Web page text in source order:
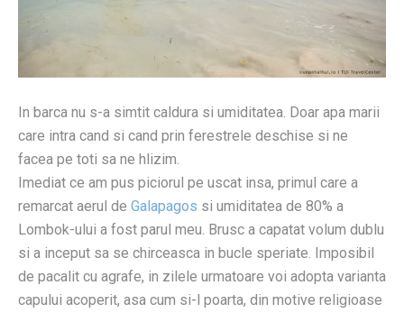
In barca nu s-a simtit caldura si umiditatea. Doar apa marii
care intra cand si cand prin ferestrele deschise si ne
facea pe toti sa ne hlizim.
Imediat ce am pus piciorul pe uscat insa, primul care a
remarcat aerul de Galapagos si umiditatea de 80% a
Lombok-ului a fost parul meu. Brusc a capatat volum dublu
si a inceput sa se chirceasca in bucle speriate. Imposibil
de pacalit cu agrafe, in zilele urmatoare voi adopta varianta
capului acoperit, asa cum si-l poarta, din motive religioase